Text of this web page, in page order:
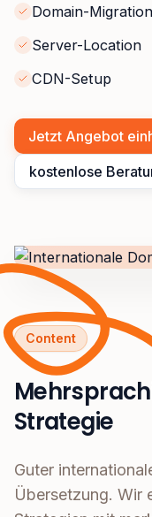
Domain-Migration
Server-Location
CDN-Setup
Jetzt Angebot
kostenlose
Content
Strategie
Guter
Übersetzung. Wir